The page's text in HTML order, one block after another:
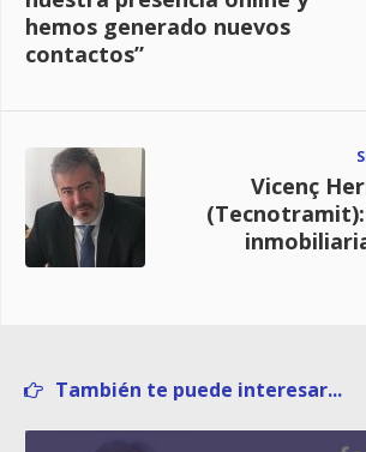
hemos generado nuevos
contactos”
Vicenç
(Tecnotramit):
También te puede interesar...